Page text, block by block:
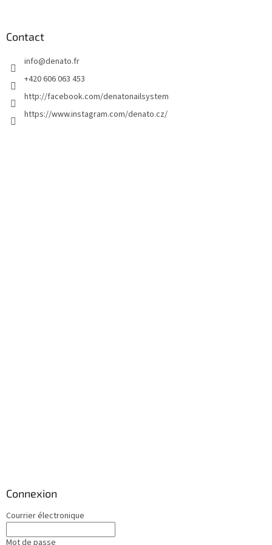
Contact
info@denato.fr
+420 606 063 453
http://facebook.com/denatonailsystem
https://www.instagram.com/denato.cz/
Connexion
Courrier électronique